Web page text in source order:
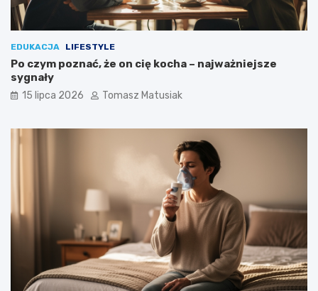
EDUKACJA LIFESTYLE
Po czym poznać, że on cię kocha – najważniejsze
sygnały
15 lipca 2026 Tomasz Matusiak